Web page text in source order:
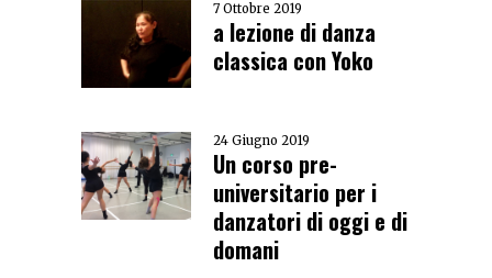
7 Ottobre 2019
a lezione di danza
classica con Yoko
24 Giugno 2019
Un corso pre-
universitario per i
danzatori di oggi e di
domani